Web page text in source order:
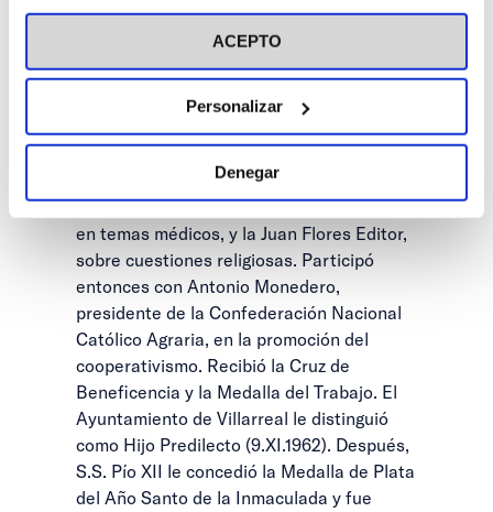
visitar nuestra Política de Cookies
ACEPTO
Personalizar
Denegar
reconocida como Escuela Infantil y centro
de Formación Profesional. Promovió la
Hospitalidad Valenciana de Nuestra
Señora de Lourdes para constituir grupos
de colonización de tierras muertas y
construir viviendas sociales. Trasladado a
Barcelona, inició un negocio editorial: la
Editorial Científico Médica, especializada
en temas médicos, y la Juan Flores Editor,
sobre cuestiones religiosas. Participó
entonces con Antonio Monedero,
presidente de la Confederación Nacional
Católico Agraria, en la promoción del
cooperativismo. Recibió la Cruz de
Beneficencia y la Medalla del Trabajo. El
Ayuntamiento de Villarreal le distinguió
como Hijo Predilecto (9.XI.1962). Después,
S.S. Pío XII le concedió la Medalla de Plata
del Año Santo de la Inmaculada y fue